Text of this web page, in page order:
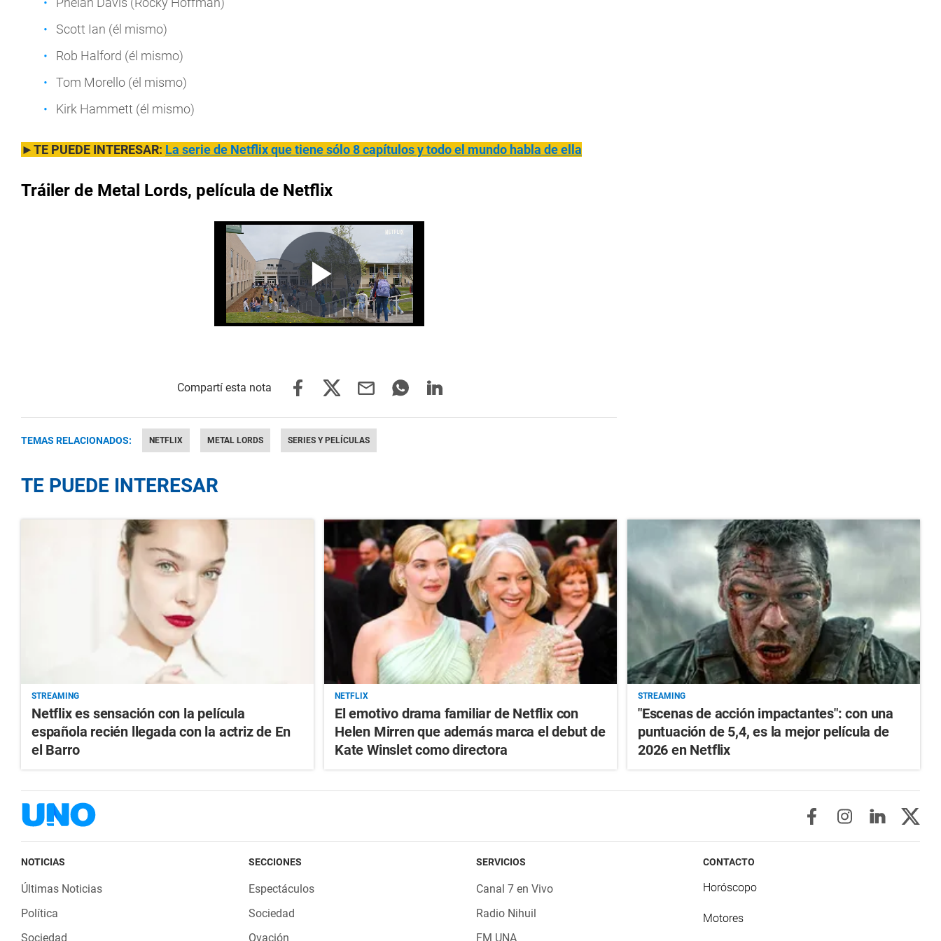
Scott Ian (él mismo)
Rob Halford (él mismo)
Tom Morello (él mismo)
Kirk Hammett (él mismo)
►TE PUEDE INTERESAR: La serie de Netflix que tiene sólo 8 capítulos y todo el mundo habla de ella
Tráiler de Metal Lords, película de Netflix
TEMAS RELACIONADOS: NETFLIX METAL LORDS SERIES Y PELÍCULAS
TE PUEDE INTERESAR
STREAMING
Netflix es sensación con la película
española recién llegada con la actriz de En
el Barro
NETFLIX
El emotivo drama familiar de Netflix con
Helen Mirren que además marca el debut de
Kate Winslet como directora
STREAMING
"Escenas de acción impactantes": con una
puntuación de 5,4, es la mejor película de
2026 en Netflix
NOTICIAS
Últimas Noticias
Política
Sociedad
SECCIONES
Espectáculos
Sociedad
Ovación
SERVICIOS
Canal 7 en Vivo
Radio Nihuil
FM UNA
CONTACTO
Horóscopo
Motores